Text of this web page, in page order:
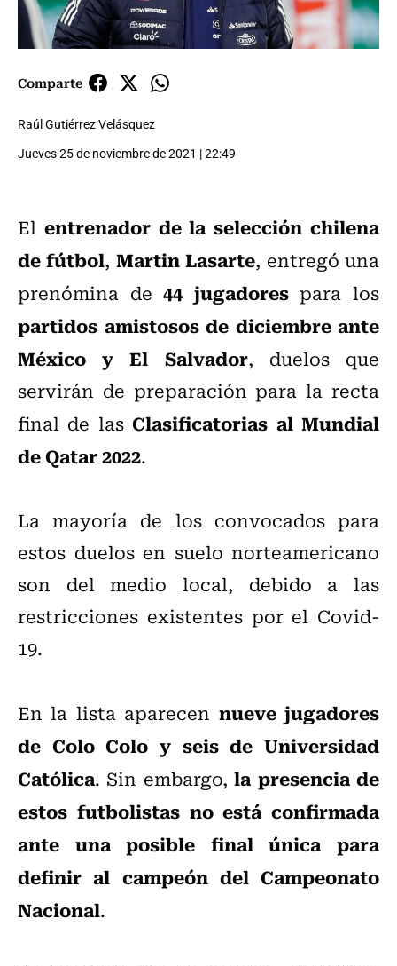
Comparte
Raúl Gutiérrez Velásquez
Jueves 25 de noviembre de 2021 | 22:49
El entrenador de la selección chilena
de fútbol, Martin Lasarte, entregó una
prenómina de44 jugadorespara los
partidos amistosos de diciembre ante
México y El Salvador, duelos que
servirán de preparación para la recta
final de lasClasificatorias al Mundial
de Qatar 2022.
La mayoría de los convocados para
estos duelos en suelo norteamericano
son del medio local, debido a las
restricciones existentes por el Covid-
19.
En la lista aparecen nueve jugadores
de Colo Colo y seis de Universidad
Católica. Sin embargo,la presencia de
estos futbolistas no está confirmada
ante una posible final única para
definir al campeón del Campeonato
Nacional.